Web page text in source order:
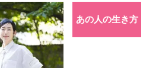
あの人の生き方